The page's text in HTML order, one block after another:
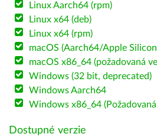
Linux Aarch64 (rpm)
Linux x64 (deb)
Linux x64 (rpm)
macOS (Aarch64/Apple
macOS x86_64 (požadovaná
Windows (32 bit, deprecated)
Windows Aarch64
Windows x86_64
Dostupné verzie